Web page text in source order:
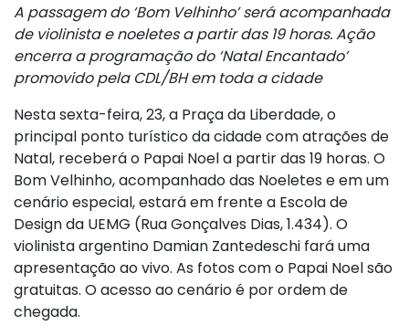
A passagem do ‘Bom Velhinho’ será acompanhada
de violinista e noeletes a partir das 19 horas. Ação
encerra a programação do ‘Natal Encantado’
promovido pela CDL/BH em toda a cidade
Nesta sexta-feira, 23, a Praça da Liberdade, o
principal ponto turístico da cidade com atrações de
Natal, receberá o Papai Noel a partir das 19 horas. O
Bom Velhinho, acompanhado das Noeletes e em um
cenário especial, estará em frente a Escola de
Design da UEMG (Rua Gonçalves Dias, 1.434). O
violinista argentino Damian Zantedeschi fará uma
apresentação ao vivo. As fotos com o Papai Noel são
gratuitas. O acesso ao cenário é por ordem de
chegada.